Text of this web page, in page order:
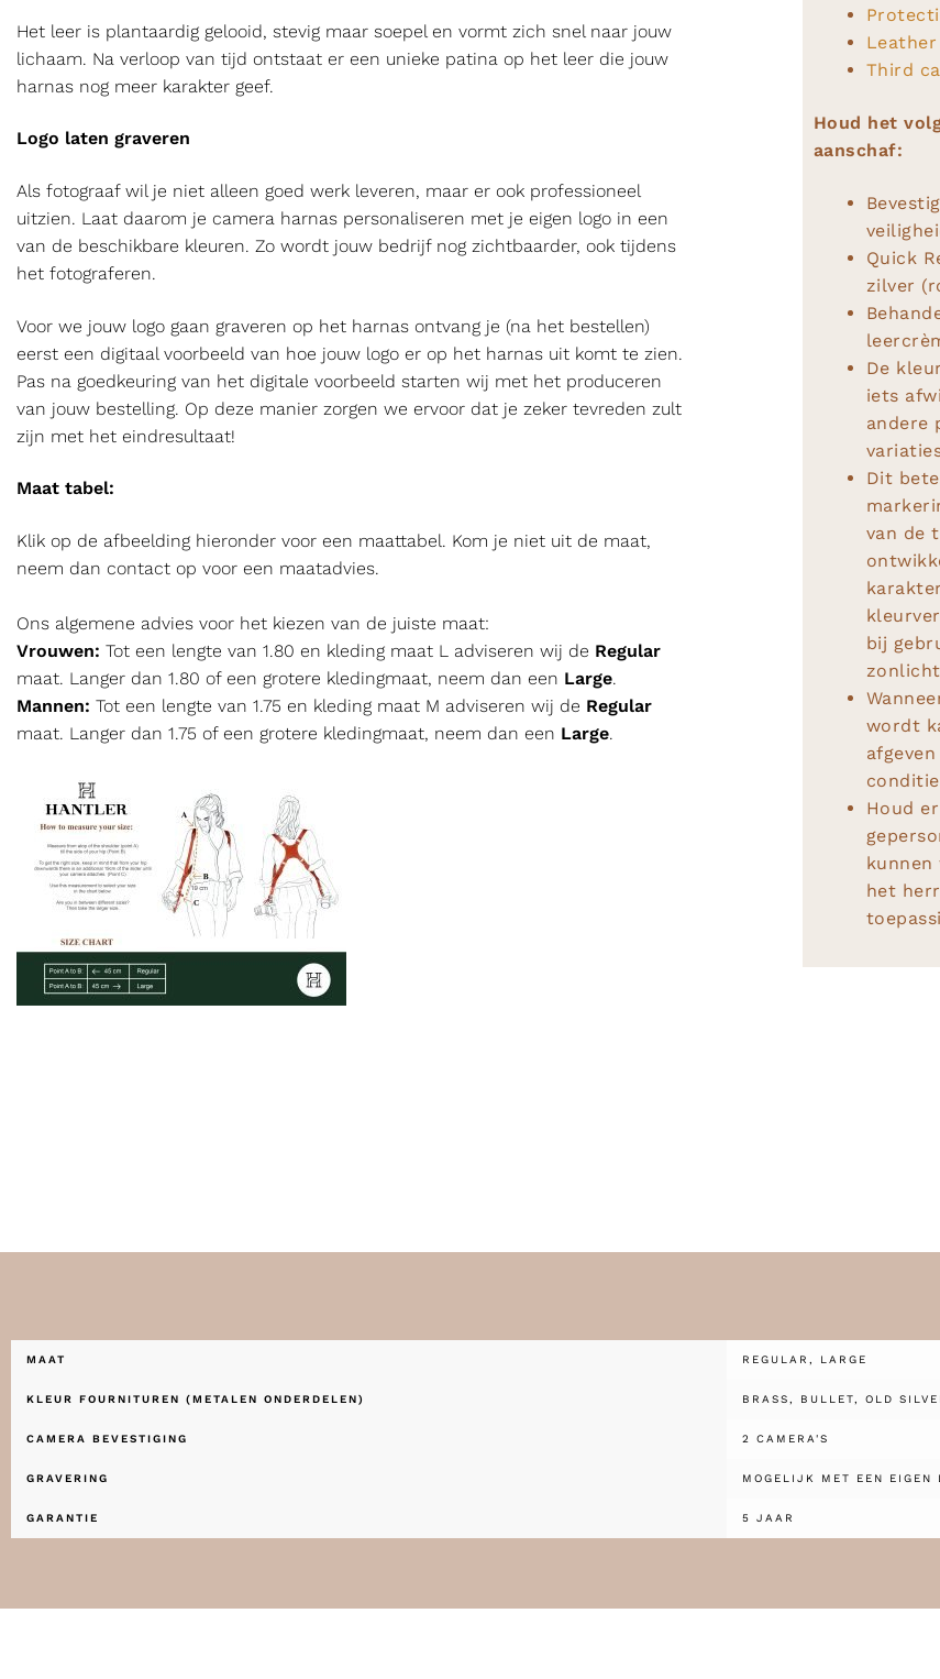
Het leer is plantaardig gelooid, stevig maar soepel en vormt zich snel naar jouw
lichaam. Na verloop van tijd ontstaat er een unieke patina op het leer die jouw
harnas nog meer karakter geef.
Logo laten graveren
Als fotograaf wil je niet alleen goed werk leveren, maar er ook professioneel
uitzien. Laat daarom je camera harnas personaliseren met je eigen logo in een
van de beschikbare kleuren. Zo wordt jouw bedrijf nog zichtbaarder, ook tijdens
het fotograferen.
Voor we jouw logo gaan graveren op het harnas ontvang je (na het bestellen)
eerst een digitaal voorbeeld van hoe jouw logo er op het harnas uit komt te zien.
Pas na goedkeuring van het digitale voorbeeld starten wij met het produceren
van jouw bestelling. Op deze manier zorgen we ervoor dat je zeker tevreden zult
zijn met het eindresultaat!
Maat tabel:
Klik op de afbeelding hieronder voor een maattabel. Kom je niet uit de maat,
neem dan contact op voor een maatadvies.
Ons algemene advies voor het kiezen van de juiste maat:
Vrouwen: Tot een lengte van 1.80 en kleding maat L adviseren wij de Regular
maat. Langer dan 1.80 of een grotere kledingmaat, neem dan een Large.
Mannen: Tot een lengte van 1.75 en kleding maat M adviseren wij de Regular
maat. Langer dan 1.75 of een grotere kledingmaat, neem dan een Large.
Third
Houd het
aanschaf:
Quick
zilver
De
iets
andere
Dit
van de
bij
wordt
Houd
het
MAAT REGULAR, LARGE
KLEUR FOURNITUREN (METALEN ONDERDELEN) BRASS, BULLET, OLD
CAMERA BEVESTIGING 2 CAMERA'S
GRAVERING MOGELIJK MET EEN EIGEN
GARANTIE 5 JAAR